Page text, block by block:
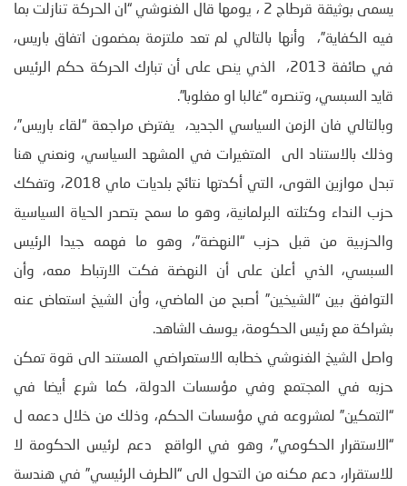
يسمى بوثيقة قرطاج 2 ، يومها قال الغنوشي “ان الحركة تنازلت بما
فيه الكفاية”، وأنها بالتالي لم تعد ملتزمة بمضمون اتفاق باريس،
في صائفة 2013، الذي ينص على أن تبارك الحركة حكم الرئيس
قايد السبسي، وتنصره “غالبا او مغلوبا”.
وبالتالي فان الزمن السياسي الجديد، يفترض مراجعة “لقاء باريس”،
وذلك بالاستناد الى المتغيرات في المشهد السياسي، ونعني هنا
تبدل موازين القوى، التي أكدتها نتائج بلديات ماي 2018، وتفكك
حزب النداء وكتلته البرلمانية، وهو ما سمح بتصدر الحياة السياسية
والحزبية من قبل حزب “النهضة”، وهو ما فهمه جيدا الرئيس
السبسي، الذي أعلن على أن النهضة فكت الارتباط معه، وأن
التوافق بين “الشيخين” أصبح من الماضي، وأن الشيخ استعاض عنه
بشراكة مع رئيس الحكومة، يوسف الشاهد.
واصل الشيخ الغنوشي خطابه الاستعراضي المستند الى قوة تمكن
حزبه في المجتمع وفي مؤسسات الدولة، كما شرع أيضا في
“التمكين” لمشروعه في مؤسسات الحكم، وذلك من خلال دعمه ل
“الاستقرار الحكومي”، وهو في الواقع دعم لرئيس الحكومة لا
للاستقرار، دعم مكنه من التحول الى “الطرف الرئيسي” في هندسة